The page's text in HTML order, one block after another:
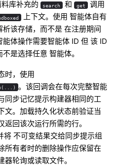
库补充的 search 和 get 调用
上下文。使用 智能体自有
该存储，而不是 在注册期间
体操作需要智能体 ID 但 该 ID
是选择任意 智能体。
时，使用
。该回调会在每次完整智能
同步记忆提示构建器相同的工
文。加载持久化状态前验证当
回该次运行所需的行。
不可变结果交给同步提示组
所有者时的删除操作应保留在
轮询或读取文件。